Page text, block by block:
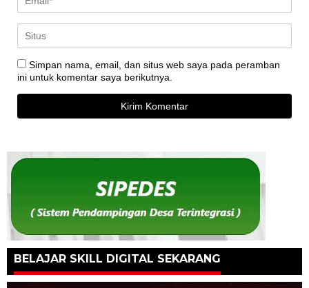
Simpan nama, email, dan situs web saya pada peramban
ini untuk komentar saya berikutnya.
BELAJAR SKILL DIGITAL SEKARANG